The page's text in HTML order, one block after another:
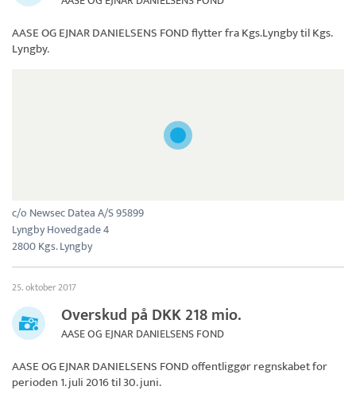
AASE OG EJNAR DANIELSENS FONDflytter fra Kgs.Lyngby til Kgs.
Lyngby.
c/o Newsec Datea A/S 95899
Lyngby Hovedgade 4
2800 Kgs. Lyngby
25. oktober 2017
Overskud på DKK 218 mio.
AASE OG EJNAR DANIELSENS FOND
AASE OG EJNAR DANIELSENS FONDoffentliggør regnskabet for
perioden 1. juli 2016 til 30. juni.